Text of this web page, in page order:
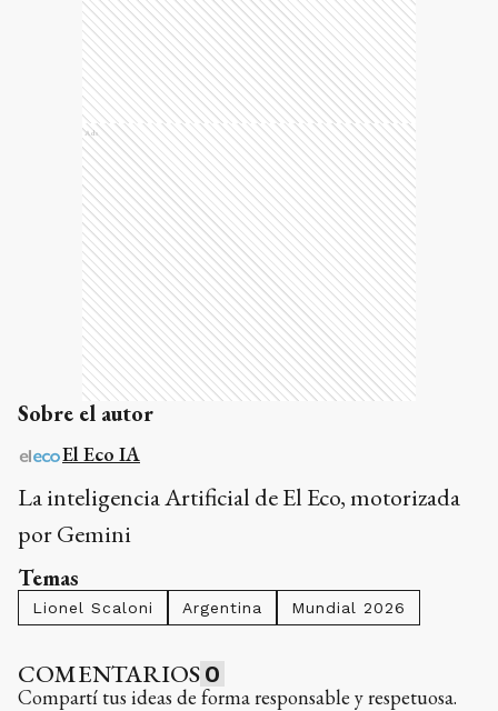
Ads
Sobre el autor
El Eco IA
La inteligencia Artificial de El Eco, motorizada
por Gemini
Temas
Lionel Scaloni Argentina Mundial 2026
COMENTARIOS 0
Compartí tus ideas de forma responsable y respetuosa.